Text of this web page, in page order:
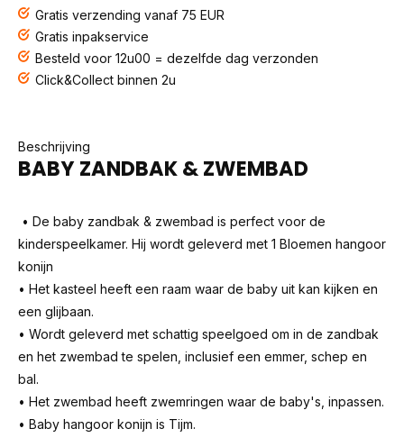
Gratis verzending vanaf 75 EUR
Gratis inpakservice
Besteld voor 12u00 = dezelfde dag verzonden
Click&Collect binnen 2u
Beschrijving
BABY ZANDBAK & ZWEMBAD
• De baby zandbak & zwembad is perfect voor de
kinderspeelkamer. Hij wordt geleverd met 1 Bloemen hangoor
konijn
• Het kasteel heeft een raam waar de baby uit kan kijken en
een glijbaan.
• Wordt geleverd met schattig speelgoed om in de zandbak
en het zwembad te spelen, inclusief een emmer, schep en
bal.
• Het zwembad heeft zwemringen waar de baby's, inpassen.
• Baby hangoor konijn is Tijm.